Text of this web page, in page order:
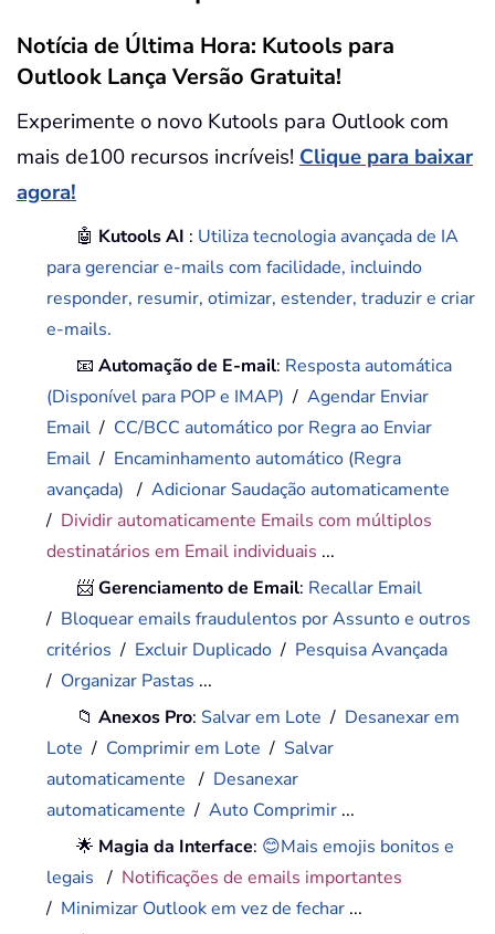
Notícia de Última Hora: Kutools para
Outlook Lança Versão Gratuita!
Experimente o novo Kutools para Outlook com
mais de100 recursos incríveis! Clique para baixar
agora!
🤖 Kutools AI : Utiliza tecnologia avançada de IA
para gerenciar e-mails com facilidade, incluindo
responder, resumir, otimizar, estender, traduzir e criar
e-mails.
📧Automação de E-mail: Resposta automática
(Disponível para POP e IMAP) /Agendar Enviar
Email / CC/BCC automático por Regra ao Enviar
Email / Encaminhamento automático (Regra
avançada) /Adicionar Saudação automaticamente
/ Dividir automaticamente Emails com múltiplos
destinatários em Email individuais ...
📨Gerenciamento de Email: Recallar Email
/ Bloquear emails fraudulentos por Assunto e outros
critérios / Excluir Duplicado / Pesquisa Avançada
/ Organizar Pastas ...
📁Anexos Pro: Salvar em Lote / Desanexar em
Lote / Comprimir em Lote / Salvar
automaticamente / Desanexar
automaticamente /Auto Comprimir ...
🌟 Magia da Interface: 😊Mais emojis bonitos e
legais / Notificações de emails importantes
/ Minimizar Outlook em vez de fechar ...